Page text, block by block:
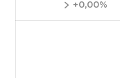
+0,00%